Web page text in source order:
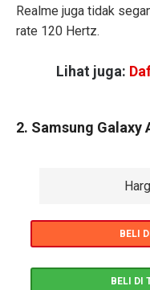
Realme juga tidak
rate 120 Hertz.
Lihat juga:
2. Samsung Galaxy
BELI
BELI DI